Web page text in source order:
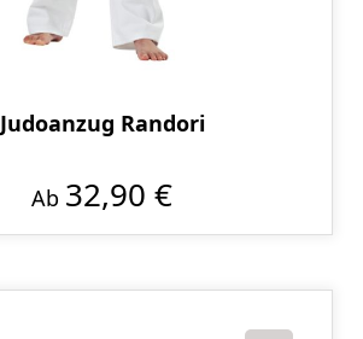
Judoanzug Randori
Ab 32,90 €